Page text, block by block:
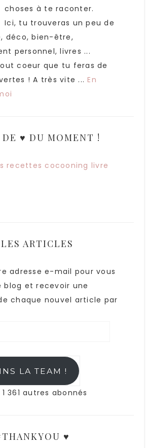
choses à te raconter.
Ici, tu trouveras un peu de
déco, bien-être,
personnel, livres ...
coeur que tu feras de
! A très vite ...En
DE ♥ DU MOMENT !
ARTICLES
adresse e-mail pour vous
blog et recevoir une
chaque nouvel article par
JE REJOINS LA TEAM !
361 autres abonnés
♥